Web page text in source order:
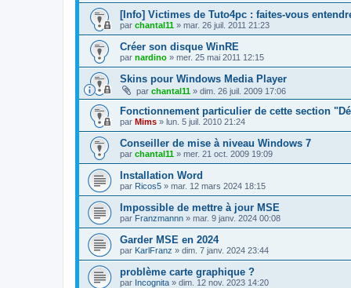
[Info] Victimes de Tuto4pc : faites-vous
par chantal11 » mar. 26 juil. 2011 21:23
Créer son disque WinRE
par nardino » mer. 25 mai 2011 12:15
Skins pour Windows Media Player
par chantal11 » dim. 26 juil. 2009 17:06
Fonctionnement particulier de cette section
par Mims » lun. 5 juil. 2010 21:24
Conseiller de mise à niveau Windows 7
par chantal11 » mer. 21 oct. 2009 19:09
Installation Word
par Ricos5 » mar. 12 mars 2024 18:15
Impossible de mettre à jour MSE
par Franzmannn » mar. 9 janv. 2024 00:08
Garder MSE en 2024
par KarlFranz » dim. 7 janv. 2024 23:44
problème carte graphique ?
par Incognita » dim. 12 nov. 2023 14:20